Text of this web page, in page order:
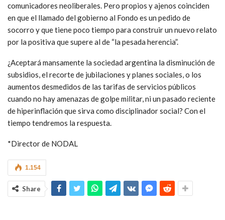
comunicadores neoliberales. Pero propios y ajenos coinciden
en que el llamado del gobierno al Fondo es un pedido de
socorro y que tiene poco tiempo para construir un nuevo relato
por la positiva que supere al de “la pesada herencia”.
¿Aceptará mansamente la sociedad argentina la disminución de
subsidios, el recorte de jubilaciones y planes sociales, o los
aumentos desmedidos de las tarifas de servicios públicos
cuando no hay amenazas de golpe militar, ni un pasado reciente
de hiperinflación que sirva como disciplinador social? Con el
tiempo tendremos la respuesta.
*Director de NODAL
1.154
Share